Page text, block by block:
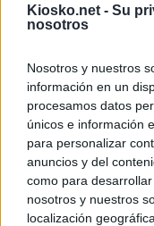
Kiosko.net - Su
nosotros
Nosotros y nuestros
información en un
procesamos datos
únicos e información
para personalizar
anuncios y del
como para
nosotros y nuestros
localización